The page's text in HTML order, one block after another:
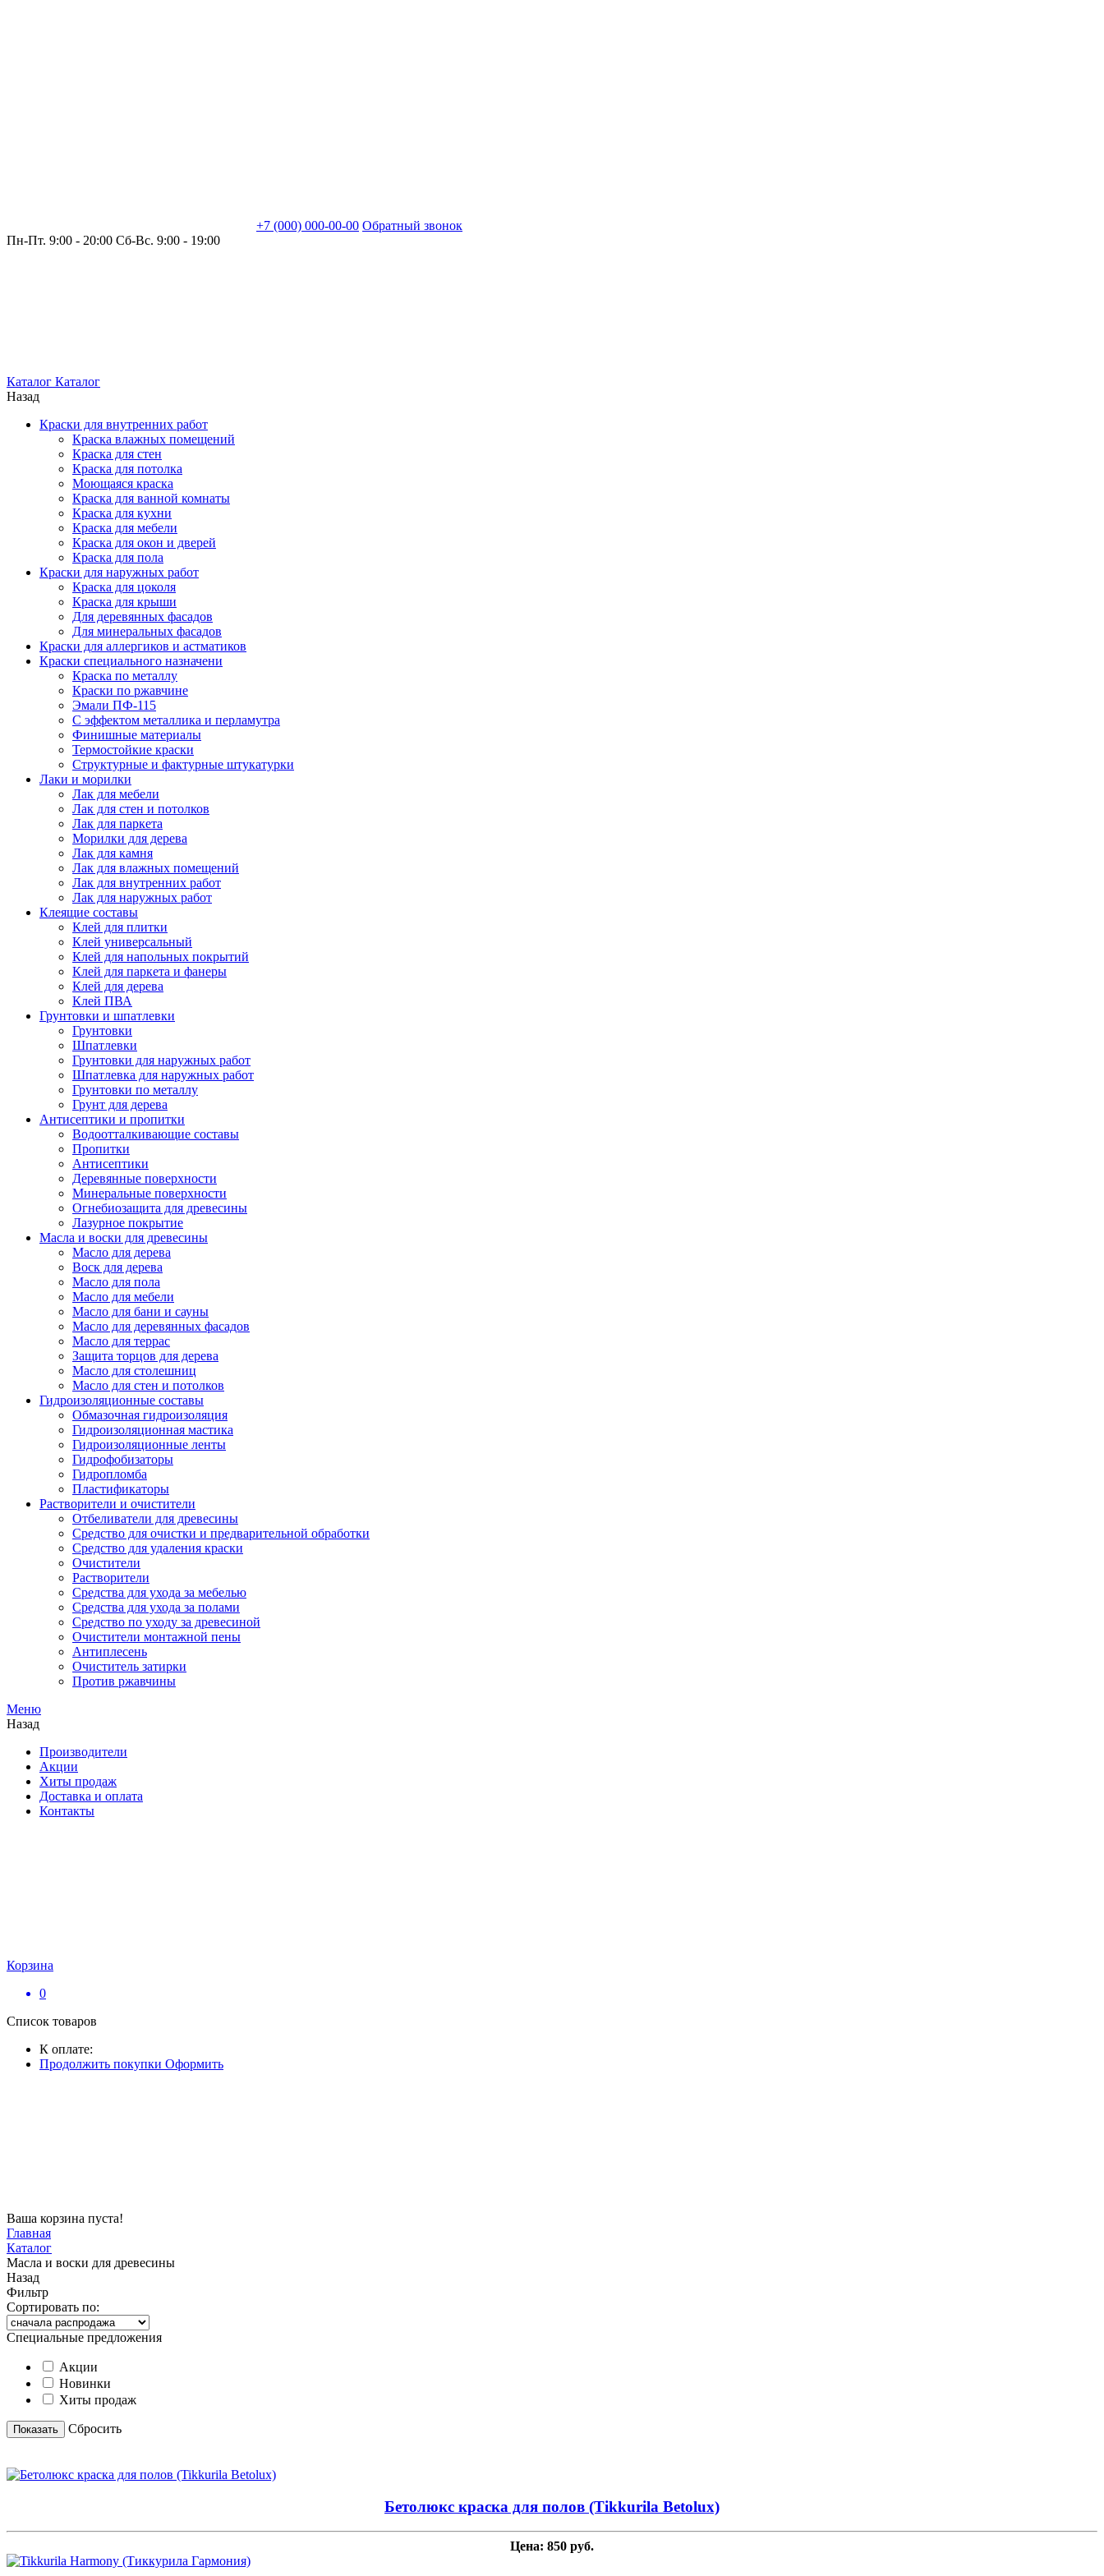
+7 (000) 000-00-00 Обратный звонок
Пн-Пт. 9:00 - 20:00 Сб-Вс. 9:00 - 19:00
Каталог Каталог
Назад
Краски для внутренних работ
Краска влажных помещений
Краска для стен
Краска для потолка
Моющаяся краска
Краска для ванной комнаты
Краска для кухни
Краска для мебели
Краска для окон и дверей
Краска для пола
Краски для наружных работ
Краска для цоколя
Краска для крыши
Для деревянных фасадов
Для минеральных фасадов
Краски для аллергиков и астматиков
Краски специального назначени
Краска по металлу
Краски по ржавчине
Эмали ПФ-115
С эффектом металлика и перламутра
Финишные материалы
Термостойкие краски
Структурные и фактурные штукатурки
Лаки и морилки
Лак для мебели
Лак для стен и потолков
Лак для паркета
Морилки для дерева
Лак для камня
Лак для влажных помещений
Лак для внутренних работ
Лак для наружных работ
Клеящие составы
Клей для плитки
Клей универсальный
Клей для напольных покрытий
Клей для паркета и фанеры
Клей для дерева
Клей ПВА
Грунтовки и шпатлевки
Грунтовки
Шпатлевки
Грунтовки для наружных работ
Шпатлевка для наружных работ
Грунтовки по металлу
Грунт для дерева
Антисептики и пропитки
Водоотталкивающие составы
Пропитки
Антисептики
Деревянные поверхности
Минеральные поверхности
Огнебиозащита для древесины
Лазурное покрытие
Масла и воски для древесины
Масло для дерева
Воск для дерева
Масло для пола
Масло для мебели
Масло для бани и сауны
Масло для деревянных фасадов
Масло для террас
Защита торцов для дерева
Масло для столешниц
Масло для стен и потолков
Гидроизоляционные составы
Обмазочная гидроизоляция
Гидроизоляционная мастика
Гидроизоляционные ленты
Гидрофобизаторы
Гидропломба
Пластификаторы
Растворители и очистители
Отбеливатели для древесины
Средство для очистки и предварительной обработки
Средство для удаления краски
Очистители
Растворители
Средства для ухода за мебелью
Средства для ухода за полами
Средство по уходу за древесиной
Очистители монтажной пены
Антиплесень
Очиститель затирки
Против ржавчины
Меню
Назад
Производители
Акции
Хиты продаж
Доставка и оплата
Контакты
Корзина
0
Список товаров
К оплате:
Продолжить покупки Оформить
Ваша корзина пуста!
Главная
Каталог
Масла и воски для древесины
Назад
Фильтр
Сортировать по:
Специальные предложения
Акции
Новинки
Хиты продаж
Показать Cбросить
Бетолюкс краска для полов (Tikkurila Betolux)
Цена: 850 руб.